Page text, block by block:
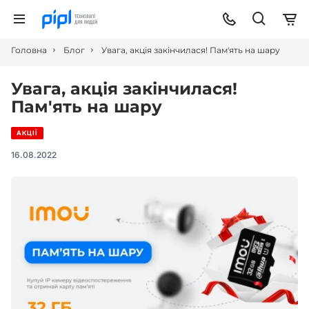
Головна Блог Увага, акція закінчилася! Пам'ять на шару
Увага, акція закінчилася!
Пам'ять на шару
АКЦІЇ
16.08.2022